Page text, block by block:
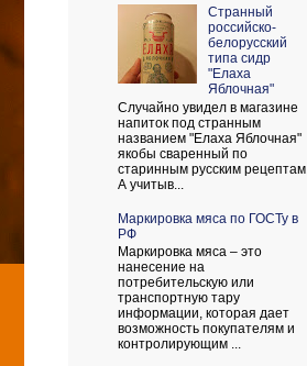
Странный
российско-
белорусский
типа сидр
"Елаха
Яблочная"
Случайно увидел в магазине
напиток под странным
названием "Елаха Яблочная"
якобы сваренный по
старинным русским рецептам.
А учитыв...
Маркировка мяса по ГОСТу в
РФ
Маркировка мяса – это
нанесение на
потребительскую или
транспортную тару
информации, которая дает
возможность покупателям и
контролирующим ...